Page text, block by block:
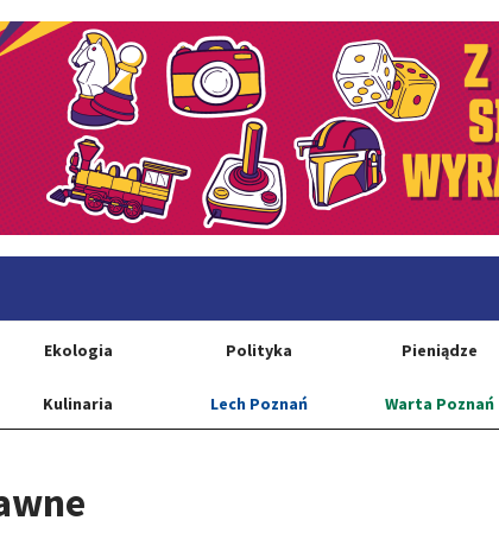
Ekologia Polityka Pieniądze
Kulinaria Lech Poznań Warta Poznań